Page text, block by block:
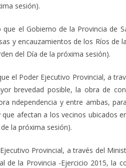
sesión).
que el Gobierno de la Provincia de
y encauzamientos de los Ríos de
del Día de la próxima sesión).
el Poder Ejecutivo Provincial, a
brevedad posible, la obra de
ndependencia y entre ambas,
afectan a los vecinos ubicados
la próxima sesión).
Provincial, a través del
de la Provincia -Ejercicio 2015, la